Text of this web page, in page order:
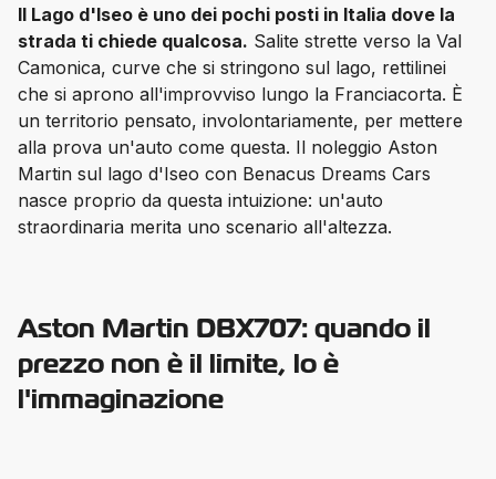
Il Lago d'Iseo è uno dei pochi posti in Italia dove la
strada ti chiede qualcosa. Salite strette verso la Val
Camonica, curve che si stringono sul lago, rettilinei
che si aprono all'improvviso lungo la Franciacorta. È
un territorio pensato, involontariamente, per mettere
alla prova un'auto come questa. Il noleggio Aston
Martin sul lago d'Iseo con Benacus Dreams Cars
nasce proprio da questa intuizione: un'auto
straordinaria merita uno scenario all'altezza.
Aston Martin DBX707: quando il
prezzo non è il limite, lo è
l'immaginazione